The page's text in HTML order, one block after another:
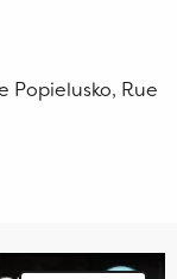
Popielusko, Rue